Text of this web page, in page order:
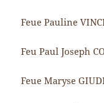
Feue Pauline
Feu Paul Joseph
Feue Maryse